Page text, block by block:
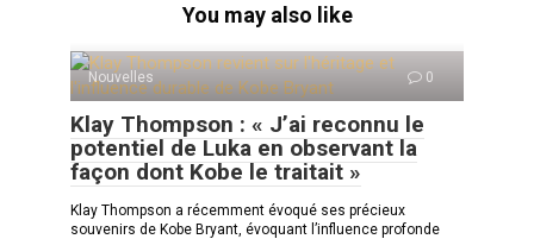
You may also like
Nouvelles 0
Klay Thompson : « J’ai reconnu le
potentiel de Luka en observant la
façon dont Kobe le traitait »
Klay Thompson a récemment évoqué ses précieux
souvenirs de Kobe Bryant, évoquant l’influence profonde